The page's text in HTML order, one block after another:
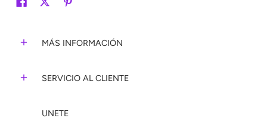
MÁS INFORMACIÓN
SERVICIO AL CLIENTE
UNETE